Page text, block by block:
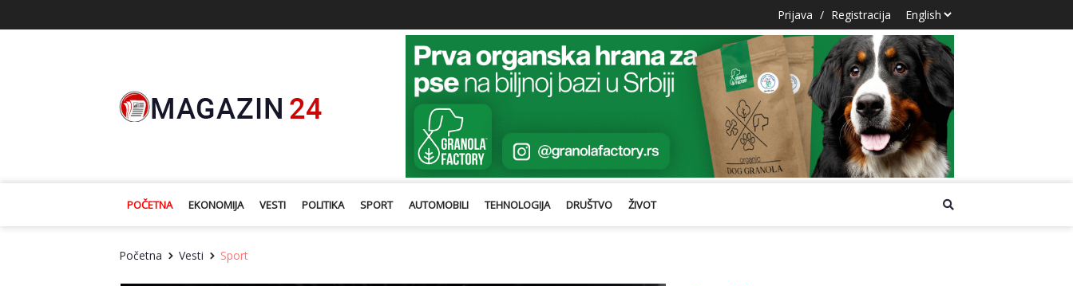
Prijava / Registracija
POČETNA EKONOMIJA VESTI POLITIKA SPORT AUTOMOBILI TEHNOLOGIJA DRUŠTVO ŽIVOT
Početna Vesti Sport